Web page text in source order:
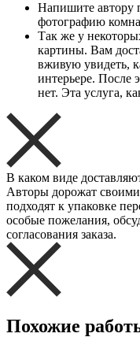
Напишите автору
фотографию
Так же у
картины. Вам
вживую увидеть,
интерьере. После
нет. Эта услуга,
В каком виде
Авторы дорожат
подходят к упаковке
особые пожелания,
согласования заказа.
Похожие